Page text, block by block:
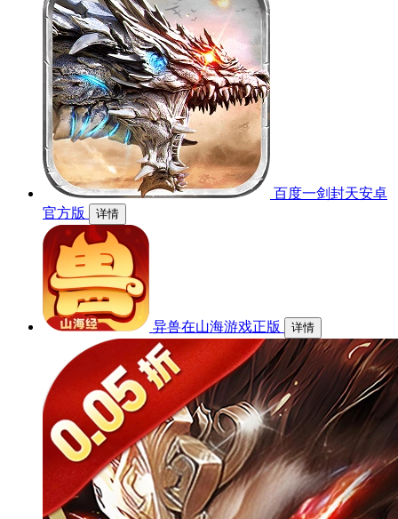
百度一剑封天安卓
官方版
详情
异兽在山海游戏正版 详情